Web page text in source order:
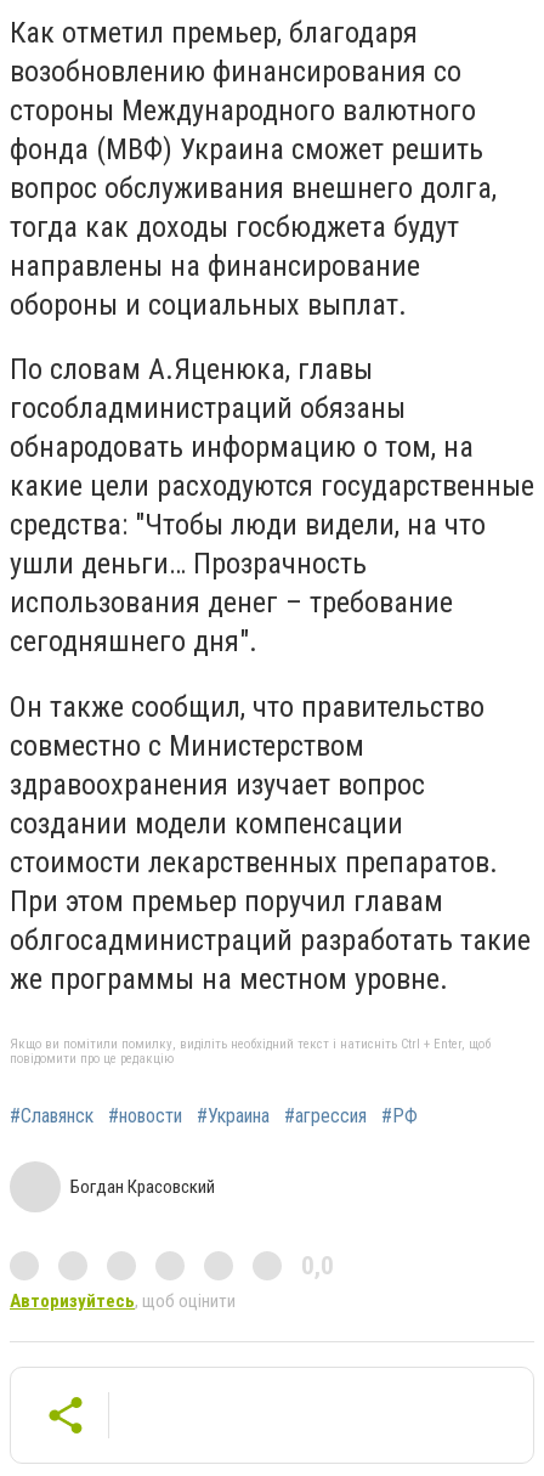
Как отметил премьер, благодаря
возобновлению финансирования со
стороны Международного валютного
фонда (МВФ) Украина сможет решить
вопрос обслуживания внешнего долга,
тогда как доходы госбюджета будут
направлены на финансирование
обороны и социальных выплат.
По словам А.Яценюка, главы
гособладминистраций обязаны
обнародовать информацию о том, на
какие цели расходуются государственные
средства: "Чтобы люди видели, на что
ушли деньги… Прозрачность
использования денег – требование
сегодняшнего дня".
Он также сообщил, что правительство
совместно с Министерством
здравоохранения изучает вопрос
создании модели компенсации
стоимости лекарственных препаратов.
При этом премьер поручил главам
облгосадминистраций разработать такие
же программы на местном уровне.
Якщо ви помітили помилку, виділіть необхідний текст і натисніть Ctrl + Enter, щоб
повідомити про це редакцію
#Славянск #новости #Украина #агрессия #РФ
Богдан Красовский
0,0
Авторизуйтесь, щоб оцінити